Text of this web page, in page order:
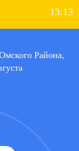
13:13
Района,